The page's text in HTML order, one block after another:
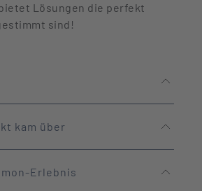
Lösungen die perfekt
sind!
kam über
Erlebnis